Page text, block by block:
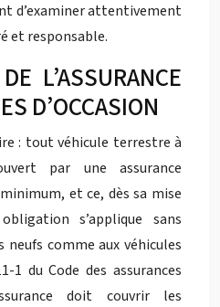
d’examiner attentivement
et responsable.
L’ASSURANCE
D’OCCASION
: tout véhicule terrestre à
par une assurance
et ce, dès sa mise
s’applique sans
comme aux véhicules
1 du Code des assurances
doit couvrir les